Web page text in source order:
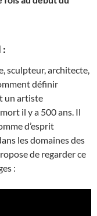
:
sculpteur, architecte,
définir
un artiste
il y a 500 ans. Il
d’esprit
les domaines des
de regarder ce
: